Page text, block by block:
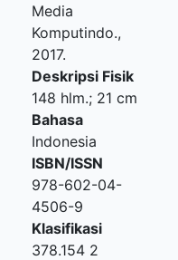
Media
Komputindo.,
2017.
Deskripsi Fisik
148 hlm.; 21 cm
Bahasa
Indonesia
ISBN/ISSN
978-602-04-
4506-9
Klasifikasi
378.154 2